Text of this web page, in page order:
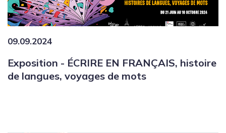
09.09.2024
Exposition - ÉCRIRE EN FRANÇAIS, histoire
de langues, voyages de mots